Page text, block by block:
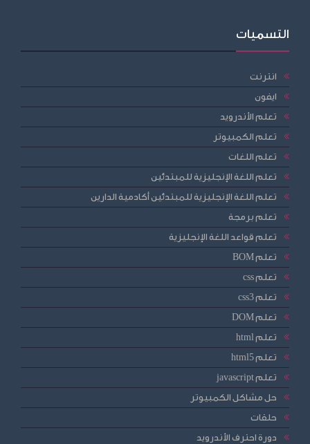
التسميات
انترنت
ايفون
تعلم الأندرويد
تعلم الكمبيوتر
تعلم اللغات
تعلم اللغة الإنجليزية للمبتدئين
تعلم اللغة الإنجليزية للمبتدئين أكادمية الدارين
تعلم برمجة
تعلم قواعد اللغة الإنجليزية
تعلم BOM
تعلم css
تعلم css3
تعلم DOM
تعلم html
تعلم html5
تعلم javascript
حل مشاكل الكمبيوتر
حلقات
دورة احترف الأندرويد